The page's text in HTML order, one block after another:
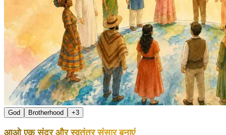
God Brotherhood +3
आओ एक सुंदर और स्वतंत्र संसार बनाएं